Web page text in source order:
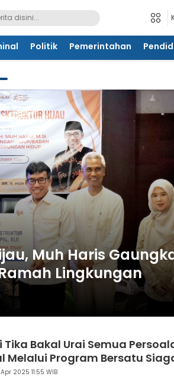
Politik Pemerintahan
Muh Haris
Lingkungan
Tika Bakal Urai Semua
Melalui Program Bersatu
2025 11:55 WIB